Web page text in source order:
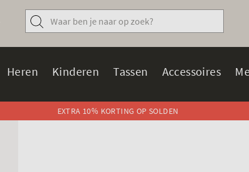
Heren Kinderen Tassen Accessoires
EXTRA 10% KORTING OP SOLDEN